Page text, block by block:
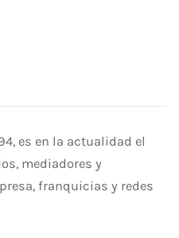
es en la actualidad el
mediadores y
franquicias y redes